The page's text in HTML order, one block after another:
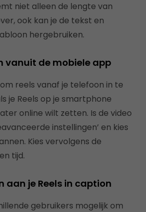
niet alleen de lengte van
ook kan je de tekst en
hergebruiken.
vanuit de mobiele app
reels vanaf je telefoon in te
je Reels op je smartphone
online wilt zetten. Is de video
instellingen’ en kies
Kies vervolgens de
tijd.
aan je Reels in caption
gebruikers mogelijk om